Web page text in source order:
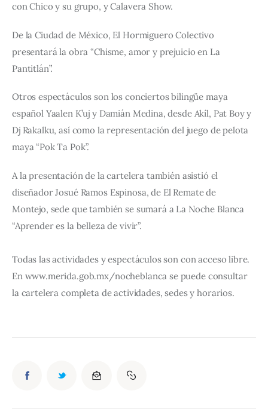
con Chico y su grupo, y Calavera Show.
De la Ciudad de México, El Hormiguero Colectivo
presentará la obra “Chisme, amor y prejuicio en La
Pantitlán”.
Otros espectáculos son los conciertos bilingüe maya
español Yaalen K’uj y Damián Medina, desde Akíl, Pat Boy y
Dj Rakalku, así como la representación del juego de pelota
maya “Pok Ta Pok”.
A la presentación de la cartelera también asistió el
diseñador Josué Ramos Espinosa, de El Remate de
Montejo, sede que también se sumará a La Noche Blanca
“Aprender es la belleza de vivir”.
Todas las actividades y espectáculos son con acceso libre.
En www.merida.gob.mx/nocheblanca se puede consultar
la cartelera completa de actividades, sedes y horarios.